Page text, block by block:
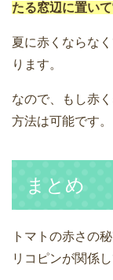
たる窓辺に置い
夏に赤くならな
ります。
なので、もし赤
方法は可能です。
まとめ
トマトの赤さの
リコピンが関係